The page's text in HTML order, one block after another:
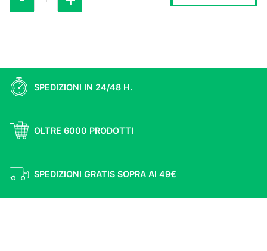
SPEDIZIONI IN 24/48 H.
OLTRE 6000 PRODOTTI
SPEDIZIONI GRATIS SOPRA AI 49€